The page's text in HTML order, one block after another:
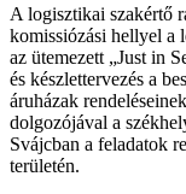
A logisztikai szakértő
komissiózási hellyel a
az ütemezett „Just in
és készlettervezés a
áruházak
dolgozójával a
Svájcban a feladatok
területén.